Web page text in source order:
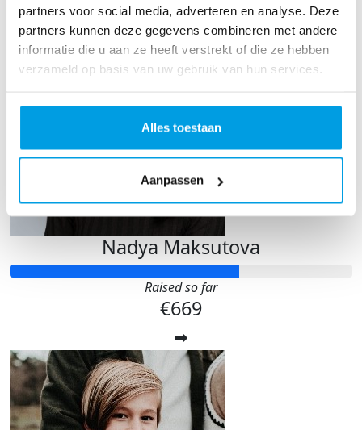
partners voor social media, adverteren en analyse. Deze
partners kunnen deze gegevens combineren met andere
informatie die u aan ze heeft verstrekt of die ze hebben
verzameld op basis van uw gebruik van hun services.
Alles toestaan
Aanpassen
Nadya Maksutova
Raised so far
€669